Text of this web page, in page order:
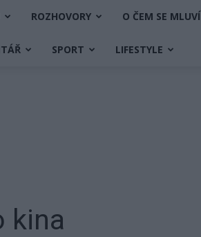
ROZHOVORY O ČEM SE MLUVÍ
SPORT LIFESTYLE
kina